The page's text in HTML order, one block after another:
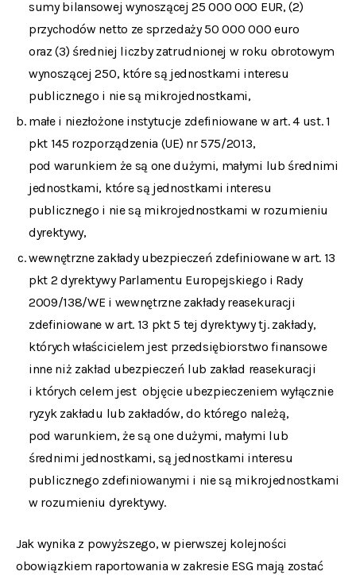
sumy bilansowej wynoszącej 25 000 000 EUR, (2)
przychodów netto ze sprzedaży 50 000 000 euro
oraz (3) średniej liczby zatrudnionej w roku obrotowym
wynoszącej 250, które są jednostkami interesu
publicznego i nie są mikrojednostkami,
małe i niezłożone instytucje zdefiniowane w art. 4 ust. 1
pkt 145 rozporządzenia (UE) nr 575/2013,
pod warunkiem że są one dużymi, małymi lub średnimi
jednostkami, które są jednostkami interesu
publicznego i nie są mikrojednostkami w rozumieniu
dyrektywy,
wewnętrzne zakłady ubezpieczeń zdefiniowane w art. 13
pkt 2 dyrektywy Parlamentu Europejskiego i Rady
2009/138/WE i wewnętrzne zakłady reasekuracji
zdefiniowane w art. 13 pkt 5 tej dyrektywy tj. zakłady,
których właścicielem jest przedsiębiorstwo finansowe
inne niż zakład ubezpieczeń lub zakład reasekuracji
i których celem jest objęcie ubezpieczeniem wyłącznie
ryzyk zakładu lub zakładów, do którego należą,
pod warunkiem, że są one dużymi, małymi lub
średnimi jednostkami, są jednostkami interesu
publicznego zdefiniowanymi i nie są mikrojednostkami
w rozumieniu dyrektywy.
Jak wynika z powyższego, w pierwszej kolejności
obowiązkiem raportowania w zakresie ESG mają zostać